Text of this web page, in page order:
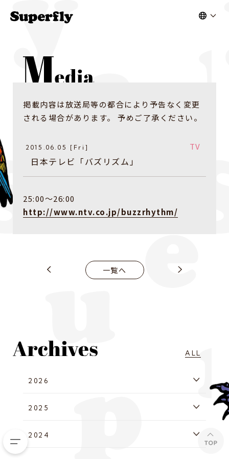
掲載内容は放送局等の都合により予告なく変更
される場合があります。 予めご了承ください。
2015.06.05 [Fri] TV
日本テレビ「バズリズム」
25:00〜26:00
http://www.ntv.co.jp/buzzrhythm/
一覧へ
ALL
2026
2025
2024